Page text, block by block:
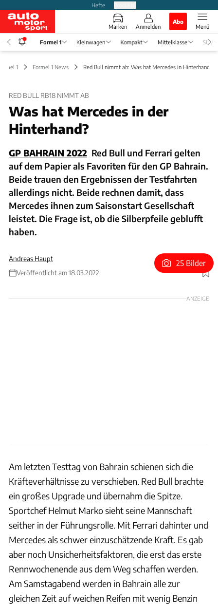
Hefte
Marken Anmelden
Abo
Menü
Formel 1 Kleinwagen Kompakt Mittelklasse SUV
1 Formel 1 News Red Bull nimmt ab: Was hat Mercedes in Hinterhand?
RED BULL RB18 NIMMT AB
Was hat Mercedes in der
Hinterhand?
GP BAHRAIN 2022 Red Bull und Ferrari gelten
auf dem Papier als Favoriten für den GP Bahrain.
Beide trauen den Ergebnissen der Testfahrten
allerdings nicht. Beide rechnen damit, dass
Mercedes ihnen zum Saisonstart Gesellschaft
leistet. Die Frage ist, ob die Silberpfeile geblufft
haben.
Andreas Haupt
Veröffentlicht am 18.03.2022
Foto: ams
25 Bilder
ANZEIGE
Am letzten Testtag von Bahrain schienen sich die
Kräfteverhältnisse zu verschieben. Red Bull brachte
ein großes Upgrade und übernahm die Spitze.
Sportchef Helmut Marko sieht seine Mannschaft
seither in der Führungsrolle. Mit Ferrari dahinter und
Mercedes als schwer einzuschätzende Kraft. Es gab
aber noch Unsicherheitsfaktoren, die erst das erste
Rennwochenende aus dem Weg schaffen werden.
Am Samstagabend werden in Bahrain alle zur
gleichen Zeit auf weichen Reifen mit wenig Benzin